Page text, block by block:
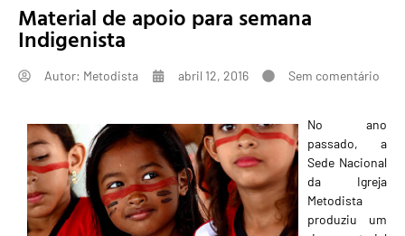
Material de apoio para semana
Indigenista
Autor: Metodista abril 12, 2016 Sem comentário
No ano
passado, a
Sede Nacional
da Igreja
Metodista
produziu um